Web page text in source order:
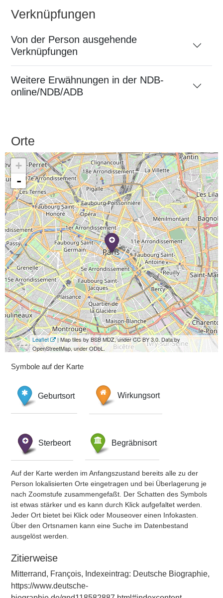
Verknüpfungen
Von der Person ausgehende
Verknüpfungen
Weitere Erwähnungen in der NDB-
online/NDB/ADB
Orte
+
-
Leaflet
| Map tiles by BSB MDZ, under CC BY 3.0. Data by
OpenStreetMap, under ODbL.
Symbole auf der Karte
Geburtsort Wirkungsort
Sterbeort Begräbnisort
Auf der Karte werden im Anfangszustand bereits alle zu der
Person lokalisierten Orte eingetragen und bei Überlagerung je
nach Zoomstufe zusammengefaßt. Der Schatten des Symbols
ist etwas stärker und es kann durch Klick aufgefaltet werden.
Jeder Ort bietet bei Klick oder Mouseover einen Infokasten.
Über den Ortsnamen kann eine Suche im Datenbestand
ausgelöst werden.
Zitierweise
Mitterrand, François, Indexeintrag: Deutsche Biographie,
https://www.deutsche-